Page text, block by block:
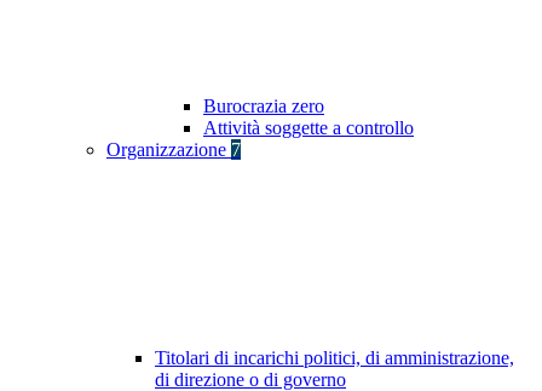
Burocrazia zero
Attività soggette a controllo
Organizzazione 7
Titolari di incarichi politici, di amministrazione,
di direzione o di governo